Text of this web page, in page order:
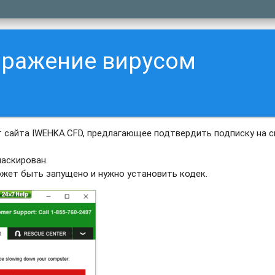
вирусом
IWEHKA.CFD, предлагающее подтвердить подписку на
быть запущено и нужно установить кодек.